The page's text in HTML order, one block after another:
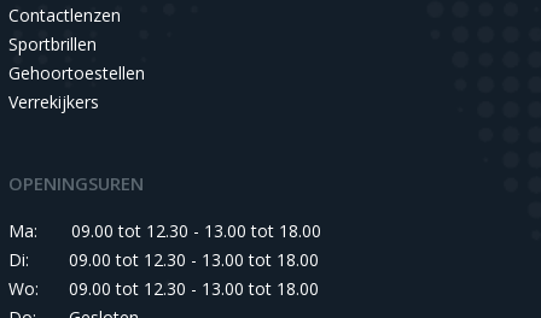
Contactlenzen
Sportbrillen
Gehoortoestellen
Verrekijkers
OPENINGSUREN
Ma:
09.00 tot 12.30 - 13.00 tot 18.00
Di:
09.00 tot 12.30 - 13.00 tot 18.00
Wo:
09.00 tot 12.30 - 13.00 tot 18.00